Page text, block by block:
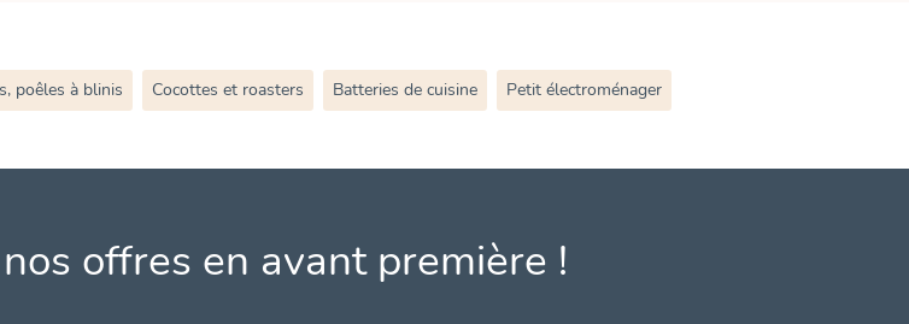
poêles à blinis Cocottes et roasters Batteries de cuisine Petit électroménager
offres en avant première !